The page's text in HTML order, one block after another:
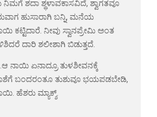
ಶದಾ ಶ್ಥಳಾವಕಾಸವಿದೆ, ಶ್ವಾಗತವೂ
ಹುಸಾರಾಗಿ ಬನ್ನಿ, ಮನೆಯ
ಕಟ್ಟಿದಾರೆ. ನೀವು ಸ್ವಾನಪ್ರೇಮಿ ಅಂತ
ದಾರಿ ಶಲೀಶಾಗಿ ಬಿಡುತ್ತದೆ.
ನಾಯಿ ಏನಾದ್ರೂ ತುಳಶೀವನಕ್ಕೆ
ಬಂದರಂತೂ ತುಶುವೂ ಭಯಪಡಬೇಡಿ,
ಹೆಶರು ಮ್ಯಾಕ್ಶ್.